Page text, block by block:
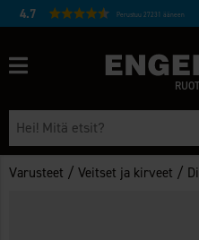
4.7 Perustuu 27231 ääneen
Varusteet /Veitset ja kirveet /